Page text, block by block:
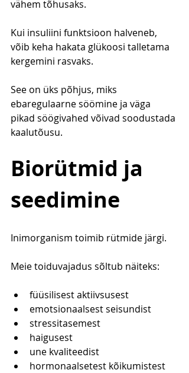
vähem tõhusaks.
Kui insuliini funktsioon halveneb,
võib keha hakata glükoosi talletama
kergemini rasvaks.
See on üks põhjus, miks
ebaregulaarne söömine ja väga
pikad söögivahed võivad soodustada
kaalutõusu.
Biorütmid ja
seedimine
Inimorganism toimib rütmide järgi.
Meie toiduvajadus sõltub näiteks:
füüsilisest aktiivsusest
emotsionaalsest seisundist
stressitasemest
haigusest
une kvaliteedist
hormonaalsetest kõikumistest